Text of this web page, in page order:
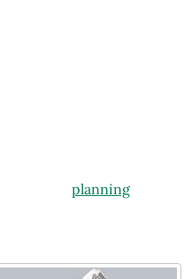
planning